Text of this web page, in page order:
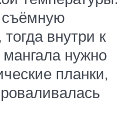
съёмную
внутри к
нужно
планки,